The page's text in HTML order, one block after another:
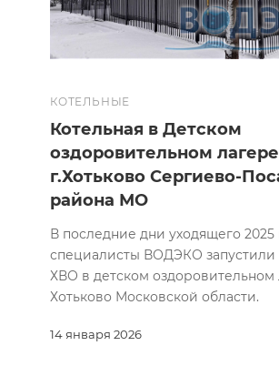
КОТЕЛЬНЫЕ
14 января 2026
Котельная в Детском
оздоровительном лагере
г.Хотьково Сергиево-
района МО
В последние дни уходящего 2025
специалисты ВОДЭКО запустили
ХВО в детском оздоровительном
Хотьково Московской области.